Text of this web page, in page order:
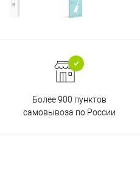
Более 900 пунктов
самовывоза по России